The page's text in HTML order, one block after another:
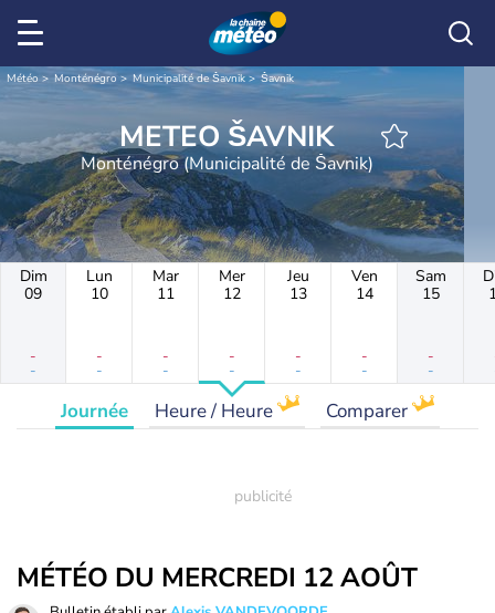
Météo Monténégro Municipalité de Šavnik Šavnik
METEO ŠAVNIK
Monténégro (Municipalité de Šavnik)
Dim
09
-
-
Lun
10
-
-
Mar
11
-
-
Mer
12
-
-
Jeu
13
-
-
Ven
14
-
-
Sam
15
-
-
Journée Heure / Heure Comparer
MÉTÉO DU MERCREDI 12 AOÛT